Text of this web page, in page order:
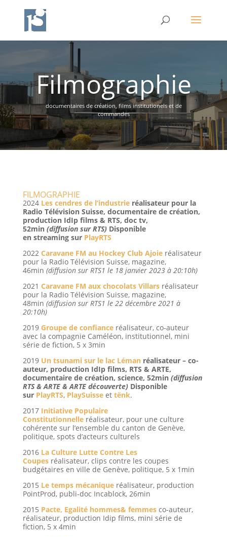
Filmographie
documentaires de création, films institutionels et de
commandes
FILMOGRAPHIE
2024 Les cendres de l’industrie réalisateur pour la
Radio Télévision Suisse, documentaire de création,
production IdIp films & RTS, doc tv,
52min (diffusion sur RTS) Disponible
en streaming sur PlayRTS
2022 Caravane FM au Hockey Club Ajoieréalisateur
pour la Radio Télévision Suisse, magazine,
46min (diffusion sur RTS1 le 18 janvier 2023 à 20:10h)
2021 Caravane FM aux chocolats Villarsréalisateur
pour la Radio Télévision Suisse, magazine,
48min (diffusion sur RTS1 le 22 décembre 2021 à
20:10h)
2019 Groupe de confianceréalisateur, co-auteur
avec la compagnie Caméléon, institutionnel, mini
série de fiction, 5 x 3min
2019 Un tsunami sur le lac Léman réalisateur – co-
auteur, production IdIp films, RTS & ARTE,
documentaire de création, science, 52min (diffusion
RTS & ARTE & ARTE découverte) Disponible
sur PlayRTS, PlaySuisseet tënk.
2017 Initiative Populaire
Constitutionnelleréalisateur, pour une culture
cohérente sur l’ensemble du canton de Genève,
politique, spots d’acteurs culturels
2016 La Culture Lutte Contre Les
Coupesréalisateur, clips contre les coupes
budgétaires en ville de Genève, politique, 5 x 1min
2015 Le temps mécanique réalisateur, production
PointProd, publi-doc Incablock, 26min
2015 Pacte, Egalité hommes& femmesco-auteur,
réalisateur, production Idip films, mini série de
fiction, 5 x 4min